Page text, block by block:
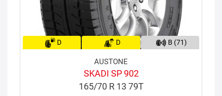
D D B (71)
AUSTONE
SKADI SP 902
165/70 R 13 79T